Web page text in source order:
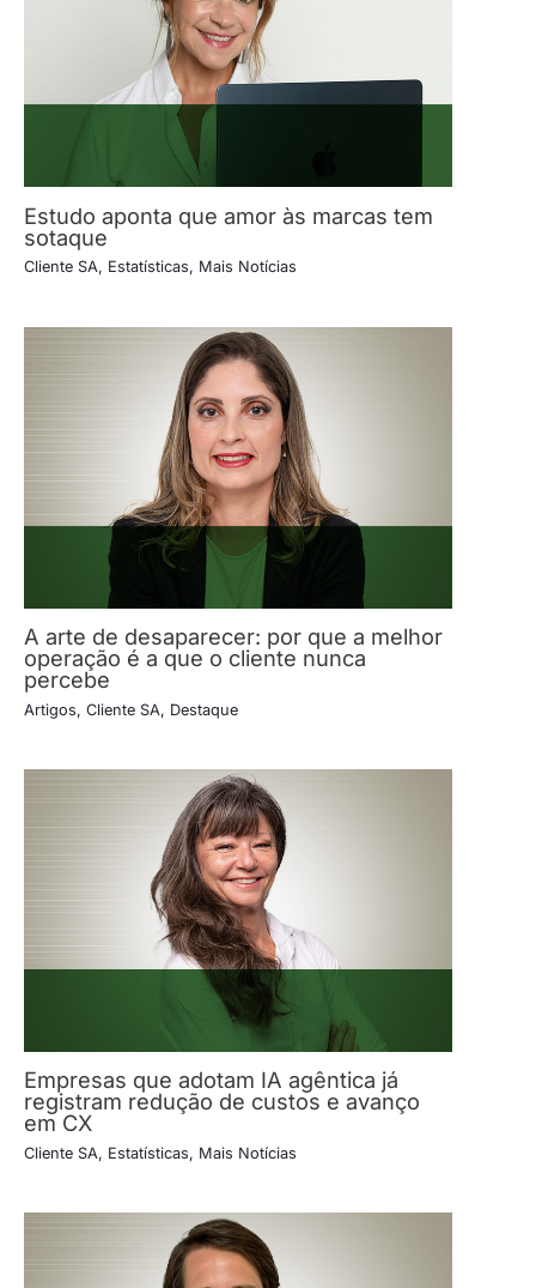
Estudo aponta que amor às marcas tem
sotaque
Cliente SA, Estatísticas, Mais Notícias
A arte de desaparecer: por que a melhor
operação é a que o cliente nunca
percebe
Artigos, Cliente SA, Destaque
Empresas que adotam IA agêntica já
registram redução de custos e avanço
em CX
Cliente SA, Estatísticas, Mais Notícias